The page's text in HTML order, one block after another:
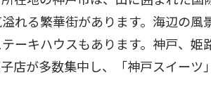
れる繁華街があります。海辺の
ーキハウスもあります。神戸、
店が多数集中し、「神戸スイーツ